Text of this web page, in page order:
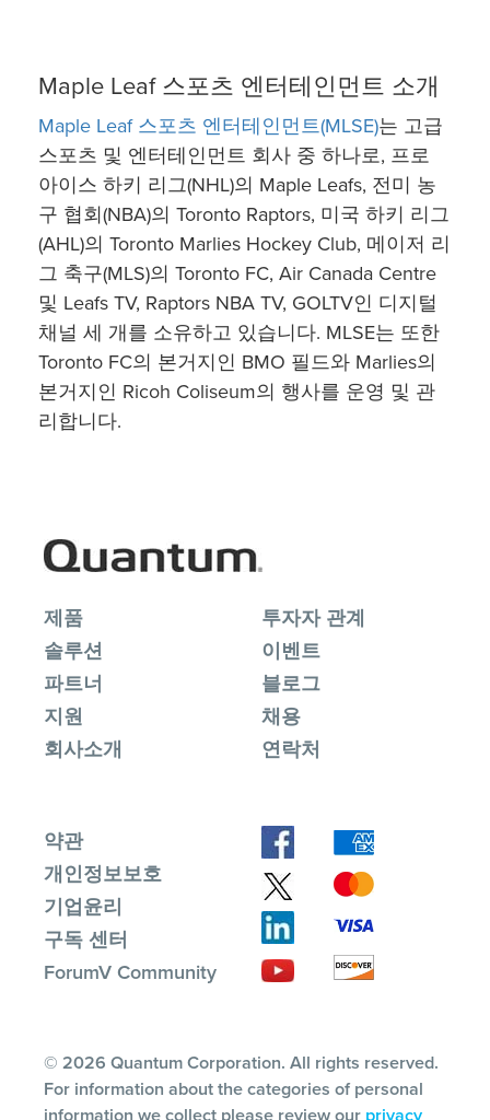
Maple Leaf 스포츠 엔터테인먼트 소개
Maple Leaf 스포츠 엔터테인먼트(MLSE)는 고급
스포츠 및 엔터테인먼트 회사 중 하나로, 프로
아이스 하키 리그(NHL)의 Maple Leafs, 전미 농
구 협회(NBA)의 Toronto Raptors, 미국 하키 리그
(AHL)의 Toronto Marlies Hockey Club, 메이저 리
그 축구(MLS)의 Toronto FC, Air Canada Centre
및 Leafs TV, Raptors NBA TV, GOLTV인 디지털
채널 세 개를 소유하고 있습니다. MLSE는 또한
Toronto FC의 본거지인 BMO 필드와 Marlies의
본거지인 Ricoh Coliseum의 행사를 운영 및 관
리합니다.
제품
솔루션
파트너
지원
회사소개
투자자 관계
이벤트
블로그
채용
연락처
약관
개인정보보호
기업윤리
구독 센터
ForumV Community
© 2026 Quantum Corporation. All rights reserved.
For information about the categories of personal
information we collect please review our privacy